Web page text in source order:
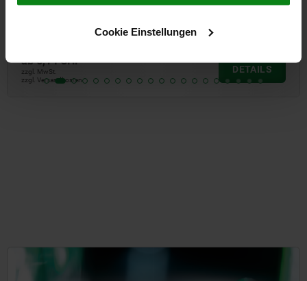
Cookie Einstellungen
ab4,07 CHF
zzgl. MwSt.
zzgl. Versandkosten